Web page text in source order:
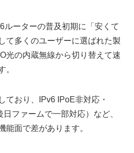
ルーターの普及初期に「安くて
て多くのユーザーに選ばれた製
光の内蔵無線から切り替えて速
。
ており、IPv6 IPoE非対応・
ファームで一部対応）など、
能面で差があります。